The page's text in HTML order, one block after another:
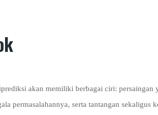
akan memiliki berbagai ciri: persaingan
permasalahannya, serta tantangan